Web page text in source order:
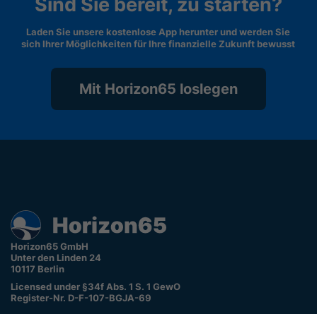
Laden Sie unsere kostenlose App herunter und werden Sie
sich Ihrer Möglichkeiten für Ihre finanzielle Zukunft bewusst
Mit Horizon65 loslegen
Horizon65 GmbH
Unter den Linden 24
10117 Berlin
Licensed under §34f Abs. 1 S. 1 GewO
Register-Nr. D-F-107-BGJA-69